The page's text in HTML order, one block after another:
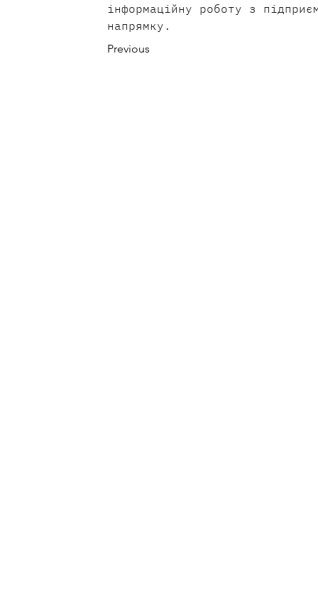
інформаційну роботу з
напрямку.
Previous